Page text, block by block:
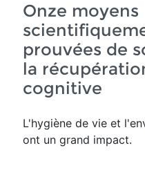
Onze moyens
prouvées de
la
cognitive
L'hygiène de vie et
ont un grand impact.